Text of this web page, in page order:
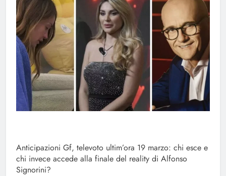
Anticipazioni Gf, televoto ultim’ora 19 marzo: chi esce e
chi invece accede alla finale del reality di Alfonso
Signorini?